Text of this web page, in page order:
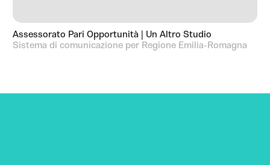
Assessorato Pari Opportunità | Un Altro Studio
Sistema di comunicazione per Regione Emilia-Romagna